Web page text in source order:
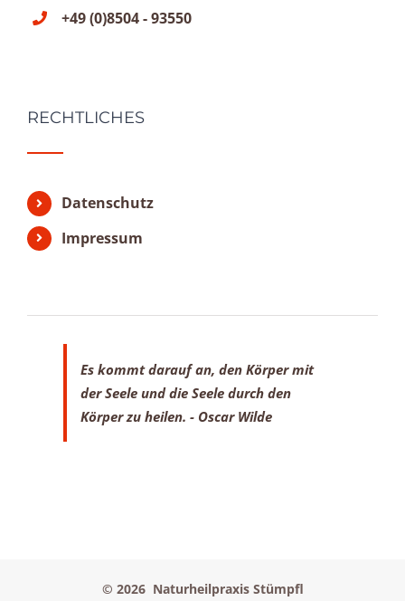
+49 (0)8504 - 93550
RECHTLICHES
Datenschutz
Impressum
Es kommt darauf an, den Körper mit
der Seele und die Seele durch den
Körper zu heilen. - Oscar Wilde
© 2026 Naturheilpraxis Stümpfl